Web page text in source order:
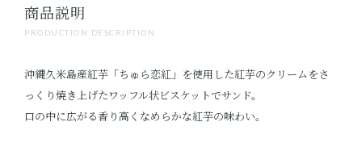
PRODUCTION DESCRIPTION
商品説明
沖縄久米島産紅芋「ちゅら恋紅」を使用した紅芋のクリームをさ
っくり焼き上げたワッフル状ビスケットでサンド。
口の中に広がる香り高くなめらかな紅芋の味わい。